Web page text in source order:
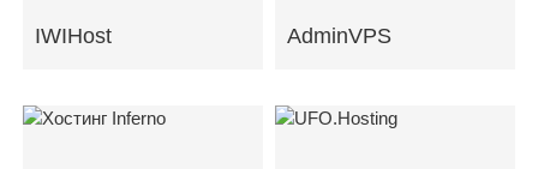
IWIHost AdminVPS